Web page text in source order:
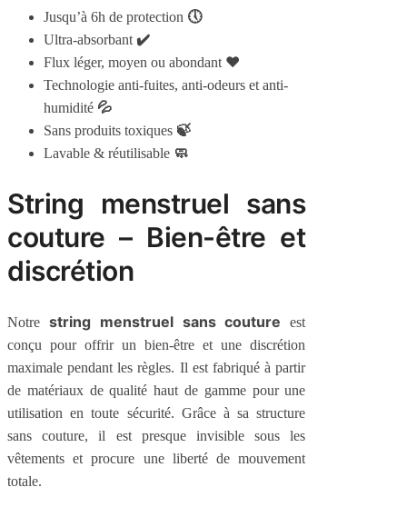
Jusqu’à 6h de protection 🕔
Ultra-absorbant✔️
Flux léger, moyen ou abondant ❤️
Technologie anti-fuites, anti-odeurs et anti-
humidité 💦
Sans produits toxiques 🍃
Lavable & réutilisable 🧼
String menstruel sans
couture – Bien-être et
discrétion
Notre string menstruel sans couture est
conçu pour offrir un bien-être et une discrétion
maximale pendant les règles. Il est fabriqué à partir
de matériaux de qualité haut de gamme pour une
utilisation en toute sécurité. Grâce à sa structure
sans couture, il est presque invisible sous les
vêtements et procure une liberté de mouvement
totale.